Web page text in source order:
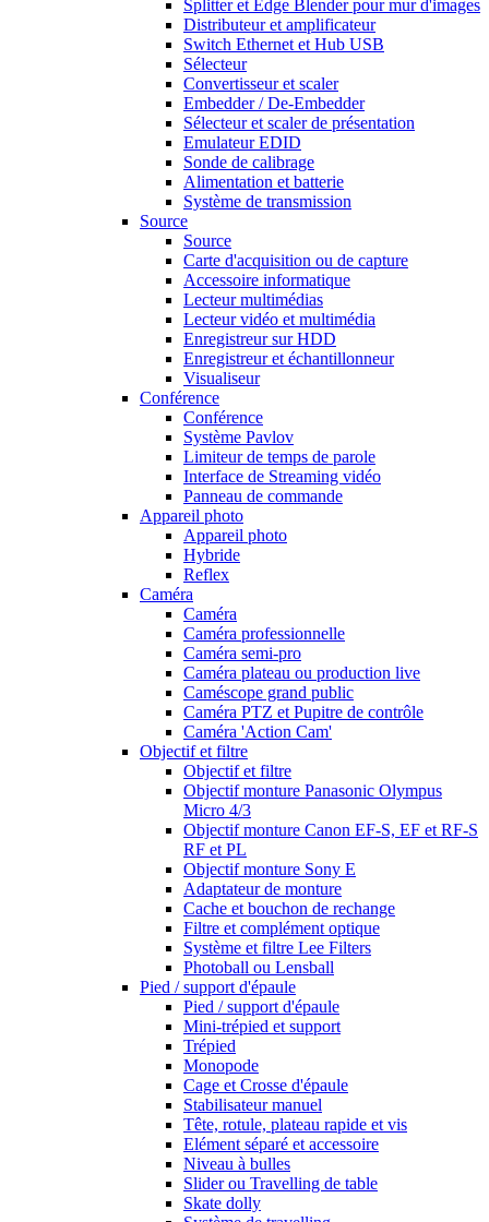
Splitter et Edge Blender pour mur d'images
Distributeur et amplificateur
Switch Ethernet et Hub USB
Sélecteur
Convertisseur et scaler
Embedder / De-Embedder
Sélecteur et scaler de présentation
Emulateur EDID
Sonde de calibrage
Alimentation et batterie
Système de transmission
Source
Source
Carte d'acquisition ou de capture
Accessoire informatique
Lecteur multimédias
Lecteur vidéo et multimédia
Enregistreur sur HDD
Enregistreur et échantillonneur
Visualiseur
Conférence
Conférence
Système Pavlov
Limiteur de temps de parole
Interface de Streaming vidéo
Panneau de commande
Appareil photo
Appareil photo
Hybride
Reflex
Caméra
Caméra
Caméra professionnelle
Caméra semi-pro
Caméra plateau ou production live
Caméscope grand public
Caméra PTZ et Pupitre de contrôle
Caméra 'Action Cam'
Objectif et filtre
Objectif et filtre
Objectif monture Panasonic Olympus
Micro 4/3
Objectif monture Canon EF-S, EF et RF-S
RF et PL
Objectif monture Sony E
Adaptateur de monture
Cache et bouchon de rechange
Filtre et complément optique
Système et filtre Lee Filters
Photoball ou Lensball
Pied / support d'épaule
Pied / support d'épaule
Mini-trépied et support
Trépied
Monopode
Cage et Crosse d'épaule
Stabilisateur manuel
Tête, rotule, plateau rapide et vis
Elément séparé et accessoire
Niveau à bulles
Slider ou Travelling de table
Skate dolly